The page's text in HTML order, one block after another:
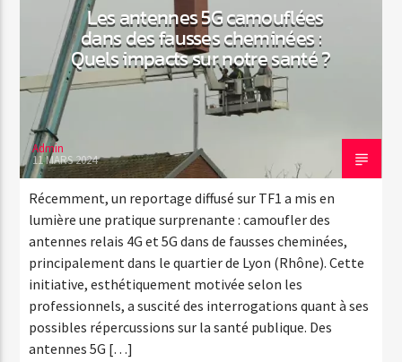
Les antennes 5G camouflées
dans des fausses cheminées :
Quels impacts sur notre santé ?
Admin
11 MARS 2024
Récemment, un reportage diffusé sur TF1 a mis en
lumière une pratique surprenante : camoufler des
antennes relais 4G et 5G dans de fausses cheminées,
principalement dans le quartier de Lyon (Rhône). Cette
initiative, esthétiquement motivée selon les
professionnels, a suscité des interrogations quant à ses
possibles répercussions sur la santé publique. Des
antennes 5G […]